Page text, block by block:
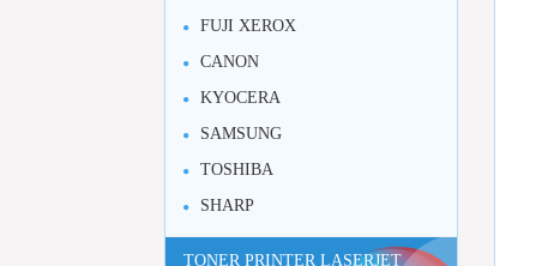
FUJI XEROX
CANON
KYOCERA
SAMSUNG
TOSHIBA
SHARP
TONER PRINTER LASERJET